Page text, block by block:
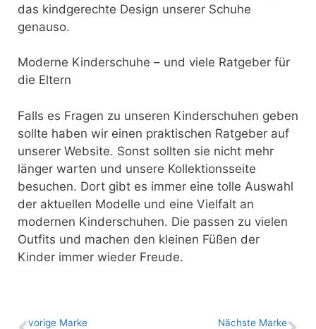
das kindgerechte Design unserer Schuhe
genauso.
Moderne Kinderschuhe – und viele Ratgeber für
die Eltern
Falls es Fragen zu unseren Kinderschuhen geben
sollte haben wir einen praktischen Ratgeber auf
unserer Website. Sonst sollten sie nicht mehr
länger warten und unsere Kollektionsseite
besuchen. Dort gibt es immer eine tolle Auswahl
der aktuellen Modelle und eine Vielfalt an
modernen Kinderschuhen. Die passen zu vielen
Outfits und machen den kleinen Füßen der
Kinder immer wieder Freude.
vo­ri­ge Marke Nächste Marke